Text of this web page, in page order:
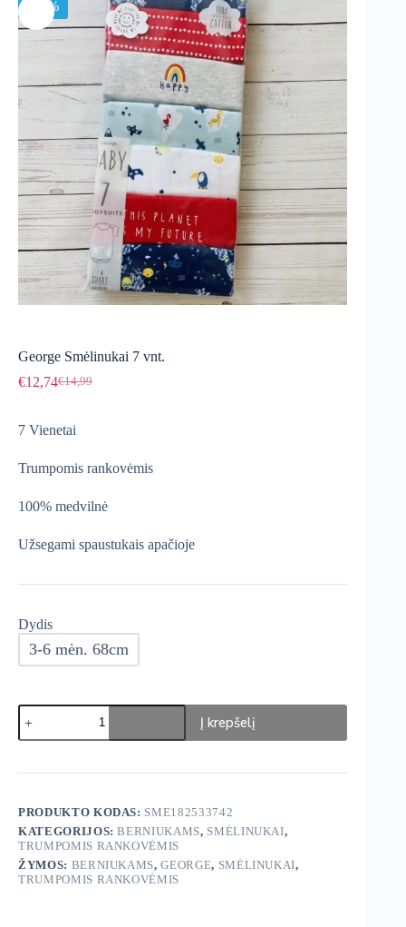
-15%
George Smėlinukai 7 vnt.
€14,99
Original
€14,99.
€12,74Current
€12,74.
7 Vienetai
Trumpomis rankovėmis
100% medvilnė
Užsegami spaustukais apačioje
Dydis
3-6 mėn. 68cm
produkto
kiekis:
George
7
Į krepšelį
PRODUKTO KODAS: SME182533742
KATEGORIJOS:BERNIUKAMS, SMĖLINUKAI,
TRUMPOMIS RANKOVĖMIS
ŽYMOS: BERNIUKAMS,GEORGE, SMĖLINUKAI,
TRUMPOMIS RANKOVĖMIS